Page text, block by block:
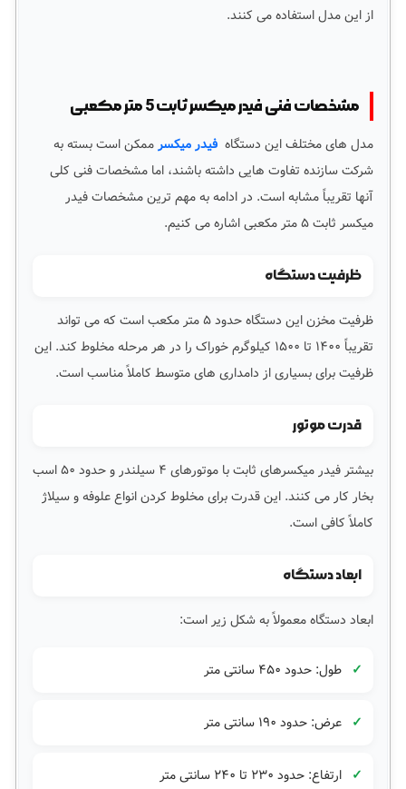
از این مدل استفاده می کنند.
مشخصات فنی فیدر میکسر ثابت 5 متر مکعبی
مدل های مختلف این دستگاه فیدر میکسرممکن است بسته به
شرکت سازنده تفاوت هایی داشته باشند، اما مشخصات فنی کلی
آنها تقریباً مشابه است. در ادامه به مهم ترین مشخصات فیدر
میکسر ثابت ۵ متر مکعبی اشاره می کنیم.
ظرفیت دستگاه
ظرفیت مخزن این دستگاه حدود ۵ متر مکعب است که می تواند
تقریباً ۱۴۰۰ تا ۱۵۰۰ کیلوگرم خوراک را در هر مرحله مخلوط کند. این
ظرفیت برای بسیاری از دامداری های متوسط کاملاً مناسب است.
قدرت موتور
بیشتر فیدر میکسرهای ثابت با موتورهای ۴ سیلندر و حدود ۵۰ اسب
بخار کار می کنند. این قدرت برای مخلوط کردن انواع علوفه و سیلاژ
کاملاً کافی است.
ابعاد دستگاه
ابعاد دستگاه معمولاً به شکل زیر است:
طول: حدود ۴۵۰ سانتی متر
عرض: حدود ۱۹۰ سانتی متر
ارتفاع: حدود ۲۳۰ تا ۲۴۰ سانتی متر